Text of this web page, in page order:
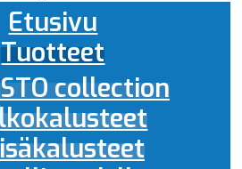
Etusivu
Tuotteet
collection